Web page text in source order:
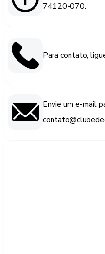
74120-070.
Para contato,
Envie um e-mail